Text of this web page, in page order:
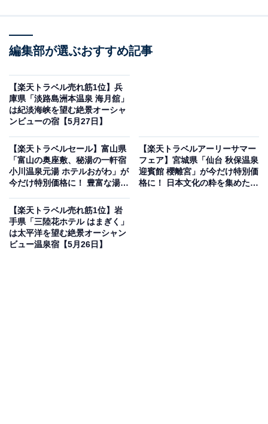
下呂温泉 ホテルくさかべアルメリア（画像出典：楽天トラベル）
「下呂温泉 ホテルくさかべアルメリア」の楽天スーパー
DEALプランを予約すると、実質30％オフで宿泊可能で
す。
楽天トラベルでホテルを見る
編集部が選ぶおすすめ記事
【楽天トラベル売れ筋1位】兵
庫県「淡路島洲本温泉 海月舘」
は紀淡海峡を望む絶景オーシャ
ンビューの宿【5月27日】
【楽天トラベルセール】富山県
「富山の奥座敷、秘湯の一軒宿
小川温泉元湯 ホテルおがわ」が
今だけ特別価格に！ 豊富な湯量
日】
【楽天トラベルアーリーサマー
フェア】宮城県「仙台 秋保温泉
迎賓館 櫻離宮」が今だけ特別価
格に！ 日本文化の粋を集めた最
【楽天トラベル売れ筋1位】岩
手県「三陸花ホテル はまぎく」
は太平洋を望む絶景オーシャン
ビュー温泉宿【5月26日】